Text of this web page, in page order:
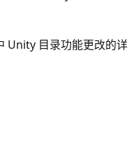
Unity 目录功能更改的详